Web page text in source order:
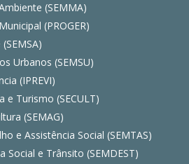
(SEMMA)
(PROGER)
Urbanos (SEMSU)
(IPREVI)
e Turismo (SECULT)
(SEMAG)
e Assistência Social (SEMTAS)
Social e Trânsito (SEMDEST)